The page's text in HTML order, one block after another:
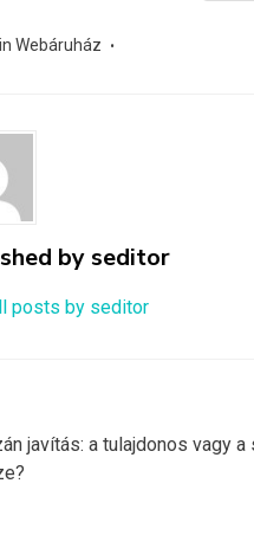
Webáruház
byseditor
posts by seditor
javítás: a tulajdonos vagy